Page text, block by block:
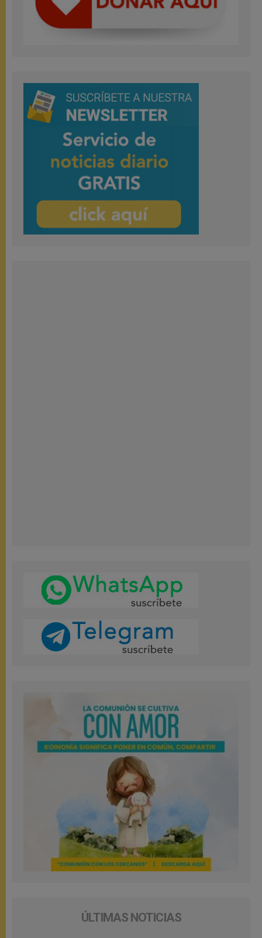
ÚLTIMAS NOTICIAS